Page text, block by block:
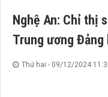
Nghệ An: Chỉ thị
Trung ương Đảng
Thứ hai - 09/12/2024